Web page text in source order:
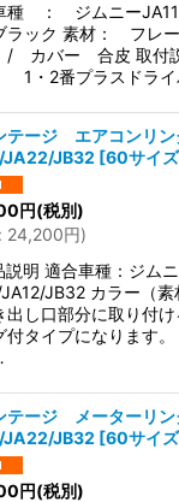
種 ： ジムニー
ラック 素材： フ
カバー 合皮 取付
1・2番プラスドラ
テージ エアコンリン
JA22/JB32 [60サイ
円(税別)
: 24,200円)
明 適合車種：ジム
JB32 カラー（素
出し口部分に取り付
付タイプになります
テージ メーターリ
JA22/JB32 [60サイ
円(税別)